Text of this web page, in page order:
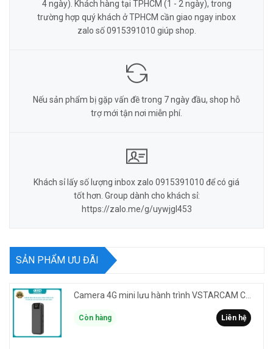
4 ngày). Khách hàng tại TPHCM (1 - 2 ngày), trong
trường hợp quý khách ở TPHCM cần giao ngay inbox
zalo số 0915391010 giúp shop.
Nếu sản phẩm bị gặp vấn đề trong 7 ngày đầu, shop hỗ
trợ mới tận nơi miễn phí.
Khách sỉ lấy số lượng inbox zalo 0915391010 để có giá
tốt hơn. Group dành cho khách sỉ:
https://zalo.me/g/uywjgl453
SẢN PHẨM ƯU ĐÃI
Camera 4G mini lưu hành trình VSTARCAM CB77 phân giải 3MP FullHD 1080P - Action cam quay Vlog
Còn hàng Liên hệ